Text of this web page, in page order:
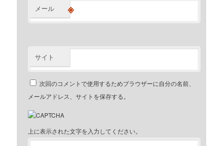
メール ※
サイト
次回のコメントで使用するためブラウザーに自分の名前、
メールアドレス、サイトを保存する。
上に表示された文字を入力してください。